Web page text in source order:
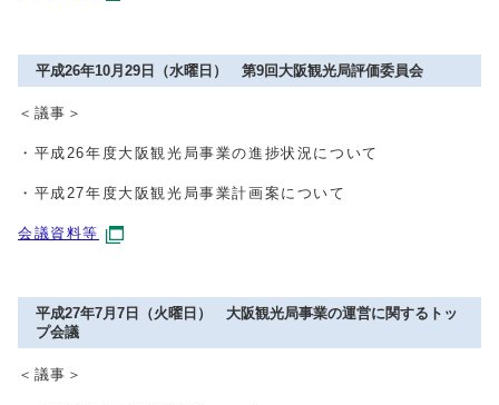
平成26年10月29日（水曜日） 第9回大阪観光局評価委員会
＜議事＞
・平成26年度大阪観光局事業の進捗状況について
・平成27年度大阪観光局事業計画案について
会議資料等
平成27年7月7日（火曜日） 大阪観光局事業の運営に関するトッ
プ会議
＜議事＞